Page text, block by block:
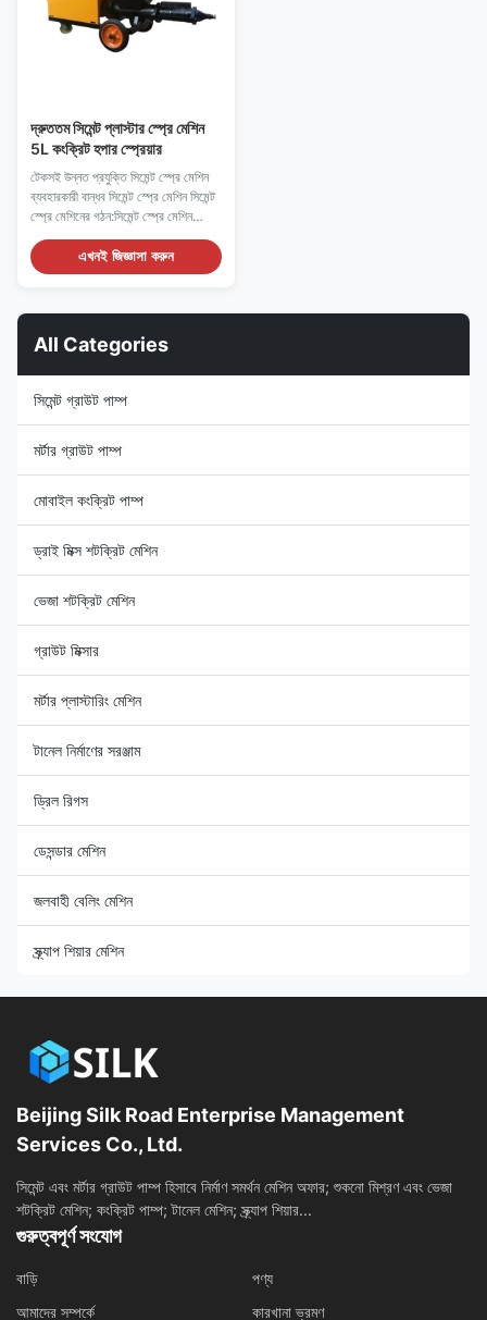
দ্রুততম সিমেন্ট প্লাস্টার স্প্রে মেশিন
5L কংক্রিট হপার স্প্রেয়ার
টেকসই উন্নত প্রযুক্তি সিমেন্ট স্প্রে মেশিন
ব্যবহারকারী বান্ধব সিমেন্ট স্প্রে মেশিন সিমেন্ট
স্প্রে মেশিনের গঠন:সিমেন্ট স্প্রে মেশিন
প্রধানত ড্রাইভিং ডিভাইস, রটার সমাবেশ, বায়ু
সিস্টেম, জেট সিস্টেম, বৈদ্যুতিক নিয়ন্ত্রণ
ব্যবস্থা এবং অন্যান্য অংশ নিয়ে গঠিত।
রিডুসারের ...
এখনই জিজ্ঞাসা করুন
All Categories
সিমেন্ট গ্রাউট পাম্প
মর্টার গ্রাউট পাম্প
মোবাইল কংক্রিট পাম্প
ড্রাই মিক্স শটক্রিট মেশিন
ভেজা শটক্রিট মেশিন
গ্রাউট মিক্সার
মর্টার প্লাস্টারিং মেশিন
টানেল নির্মাণের সরঞ্জাম
ড্রিল রিগস
ডেসন্ডার মেশিন
জলবাহী বেলিং মেশিন
স্ক্র্যাপ শিয়ার মেশিন
Beijing Silk Road Enterprise Management
Services Co., Ltd.
সিমেন্ট এবং মর্টার গ্রাউট পাম্প হিসাবে নির্মাণ সমর্থন মেশিন অফার; শুকনো মিশ্রণ এবং ভেজা
শটক্রিট মেশিন; কংক্রিট পাম্প; টানেল মেশিন; স্ক্র্যাপ শিয়ার...
গুরুত্বপূর্ণ সংযোগ
বাড়ি
পণ্য
আমাদের সম্পর্কে
কারখানা ভ্রমণ